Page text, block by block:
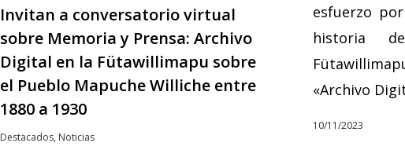
Invitan a conversatorio virtual
sobre Memoria y Prensa: Archivo
Digital en la Fütawillimapu sobre
el Pueblo Mapuche Williche entre
1880 a 1930
Destacados, Noticias
esfuerzo
historia
«Archivo
10/11/2023